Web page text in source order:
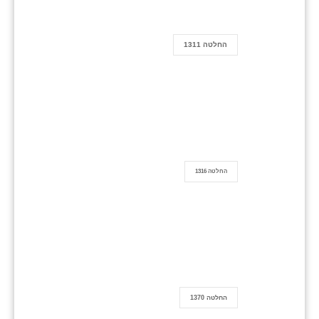
החלטה 1311
החלטה 1316
החלטה 1370